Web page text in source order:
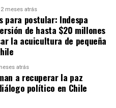
de la provincia de
2 meses atrás
para postular: Indespa
de hasta $20 millones
la acuicultura de pequeña
atrás
a recuperar la paz
político en Chile